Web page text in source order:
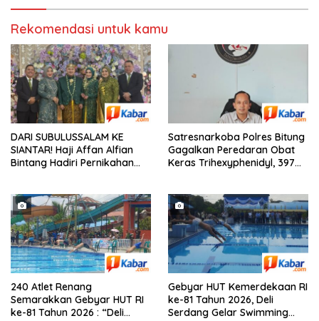
Rekomendasi untuk kamu
DARI SUBULUSSALAM KE
SIANTAR! Haji Affan Alfian
Bintang Hadiri Pernikahan
Satresnarkoba Polres Bitung
Gagalkan Peredaran Obat
Keras Trihexyphenidyl, 397
240 Atlet Renang
Semarakkan Gebyar HUT RI
ke-81 Tahun 2026 : “Deli
Gebyar HUT Kemerdekaan RI
ke-81 Tahun 2026, Deli
Serdang Gelar Swimming